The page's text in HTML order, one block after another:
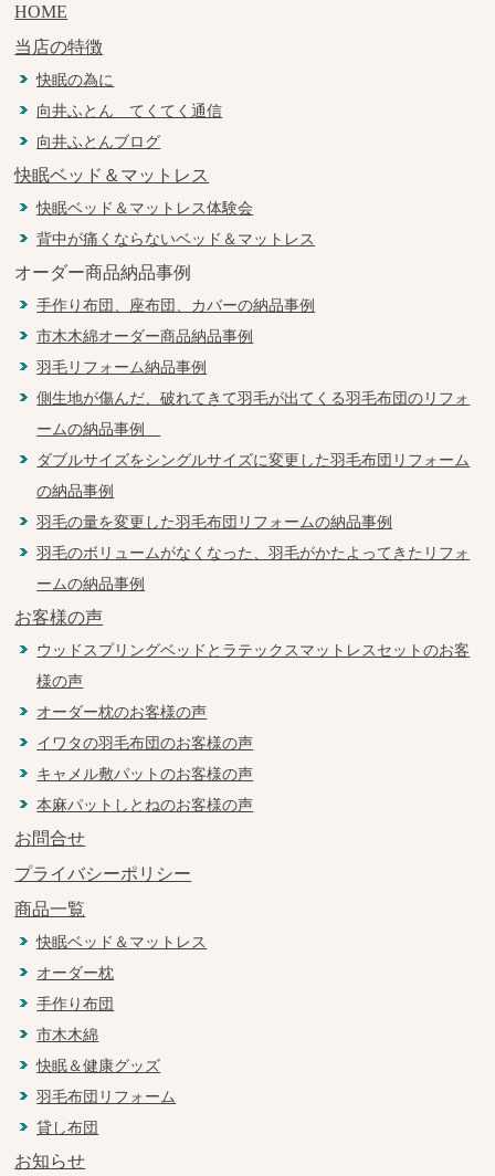
HOME
当店の特徴
快眠の為に
向井ふとん てくてく通信
向井ふとんブログ
快眠ベッド＆マットレス
快眠ベッド＆マットレス体験会
背中が痛くならないベッド＆マットレス
オーダー商品納品事例
手作り布団、座布団、カバーの納品事例
市木木綿オーダー商品納品事例
羽毛リフォーム納品事例
側生地が傷んだ、破れてきて羽毛が出てくる羽毛布団のリフォ
ームの納品事例
ダブルサイズをシングルサイズに変更した羽毛布団リフォーム
の納品事例
羽毛の量を変更した羽毛布団リフォームの納品事例
羽毛のボリュームがなくなった、羽毛がかたよってきたリフォ
ームの納品事例
お客様の声
ウッドスプリングベッドとラテックスマットレスセットのお客
様の声
オーダー枕のお客様の声
イワタの羽毛布団のお客様の声
キャメル敷パットのお客様の声
本麻パットしとねのお客様の声
お問合せ
プライバシーポリシー
商品一覧
快眠ベッド＆マットレス
オーダー枕
手作り布団
市木木綿
快眠＆健康グッズ
羽毛布団リフォーム
貸し布団
お知らせ